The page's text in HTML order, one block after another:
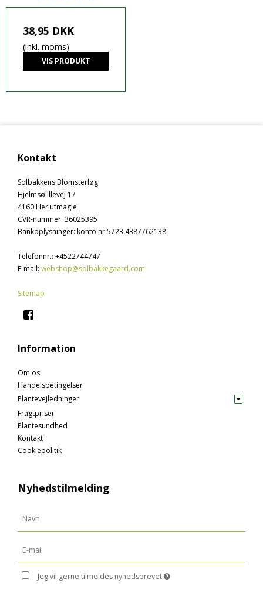
38,95 DKK
(inkl. moms)
VIS PRODUKT
Kontakt
Solbakkens Blomsterløg
Hjelmsølillevej 17
4160 Herlufmagle
CVR-nummer: 36025395
Bankoplysninger: konto nr 5723 4387762138
Telefonnr.: +4522744747
E-mail: webshop@solbakkegaard.com
Sitemap
Information
Om os
Handelsbetingelser
Plantevejledninger
Fragtpriser
Plantesundhed
Kontakt
Cookiepolitik
Nyhedstilmelding
Jeg vil gerne tilmeldes nyhedsbrevet